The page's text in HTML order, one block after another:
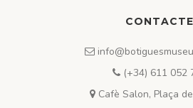
CONTACTE
(+34) 611 052
Cafè Salon, Plaça